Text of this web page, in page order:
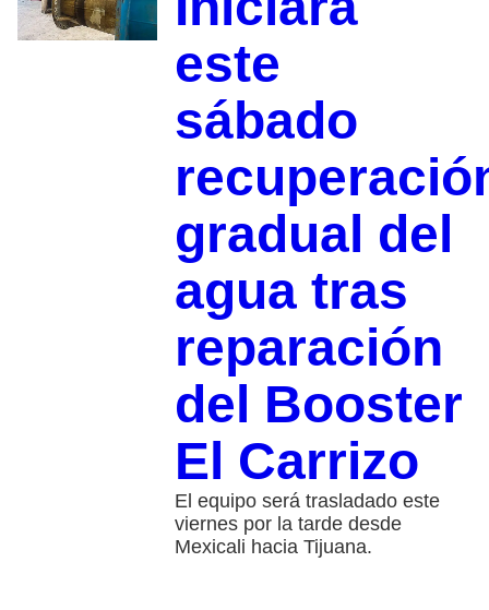
este
sábado
gradual del
agua tras
reparación
del Booster
El Carrizo
El equipo será trasladado este
viernes por la tarde desde
Mexicali hacia Tijuana.